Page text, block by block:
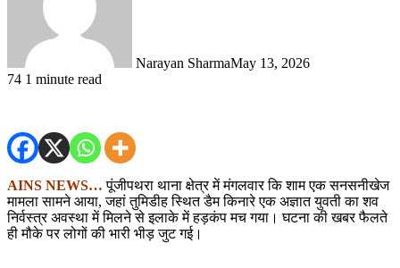
Narayan SharmaMay 13, 2026
74 1 minute read
AINS NEWS… पूंजीपथरा थाना क्षेत्र में मंगलवार कि शाम एक सनसनीखेज
मामला सामने आया, जहां तुमिडीह स्थित डैम किनारे एक अज्ञात युवती का शव
निर्वस्त्र अवस्था में मिलने से इलाके में हड़कंप मच गया। घटना की खबर फैलते
ही मौके पर लोगों की भारी भीड़ जुट गई।